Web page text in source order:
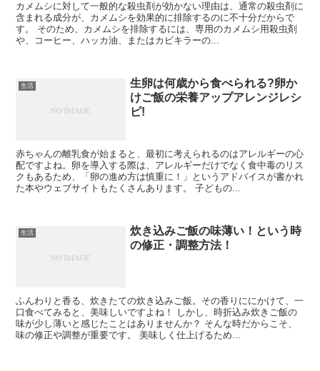
カメムシに対して一般的な殺虫剤が効かない理由は、通常の殺虫剤に
含まれる成分が、カメムシを効果的に排除するのに不十分だからで
す。 そのため、カメムシを排除するには、専用のカメムシ用殺虫剤
や、コーヒー、ハッカ油、またはカビキラーの...
生活
生卵は何歳から食べられる?卵か
けご飯の栄養アップアレンジレシ
ピ!
赤ちゃんの離乳食が始まると、最初に考えられるのはアレルギーの心
配ですよね。卵を導入する際は、アレルギーだけでなく食中毒のリス
クもあるため、「卵の進め方は慎重に！」というアドバイスが書かれ
た本やウェブサイトもたくさんあります。 子どもの...
生活
炊き込みご飯の味薄い！という時
の修正・調整方法！
ふんわりと香る、炊きたての炊き込みご飯。その香りににかけて、一
口食べてみると、美味しいですよね！ しかし、時折込み炊きご飯の
味が少し薄いと感じたことはありませんか？ そんな時だからこそ、
味の修正や調整が重要です。 美味しく仕上げるため...